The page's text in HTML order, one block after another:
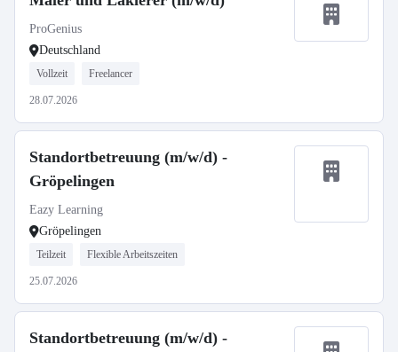
ProGenius
Deutschland
Vollzeit Freelancer
28.07.2026
Standortbetreuung (m/w/d) -
Gröpelingen
Eazy Learning
Gröpelingen
Teilzeit Flexible Arbeitszeiten
25.07.2026
Standortbetreuung (m/w/d) -